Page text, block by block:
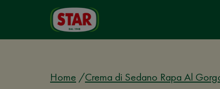
Home Crema di Sedano Rapa Al